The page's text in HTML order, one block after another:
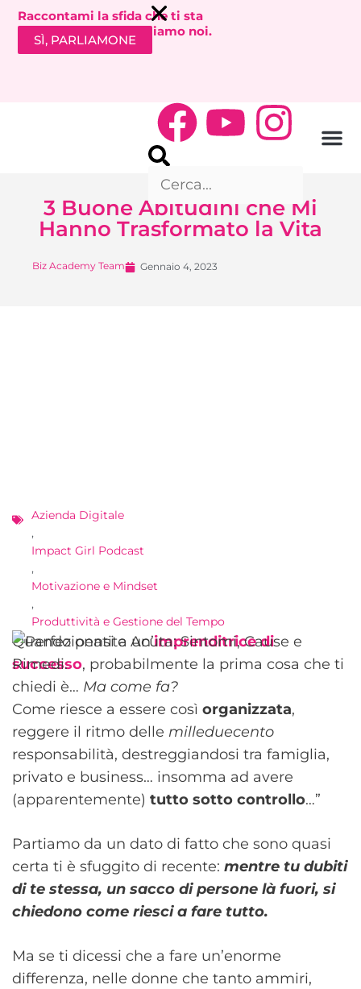
Raccontami la sfida che ti sta
bloccando. Ti richiamiamo noi.
SÌ, PARLIAMONE
3 Buone Abitudini che Mi
Hanno Trasformato la Vita
Biz Academy Team Gennaio 4, 2023
Azienda Digitale
,
Impact Girl Podcast
,
Motivazione e Mindset
,
Produttività e Gestione del Tempo
Quando pensi a un’imprenditrice di
successo, probabilmente la prima cosa che ti
chiedi è… Ma come fa?
Come riesce a essere così organizzata,
reggere il ritmo delle milleduecento
responsabilità, destreggiandosi tra famiglia,
privato e business… insomma ad avere
(apparentemente) tutto sotto controllo…”
Partiamo da un dato di fatto che sono quasi
certa ti è sfuggito di recente: mentre tu dubiti
di te stessa, un sacco di persone là fuori, si
chiedono come riesci a fare tutto.
Ma se ti dicessi che a fare un’enorme
differenza, nelle donne che tanto ammiri,